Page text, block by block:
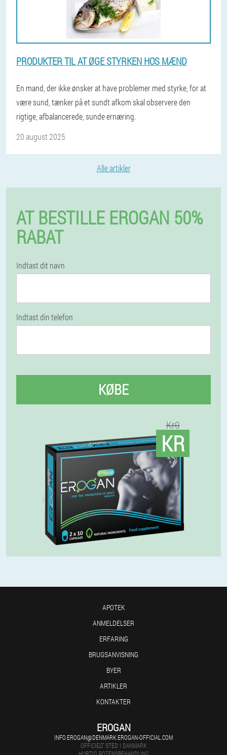
PRODUKTER TIL AT ØGE STYRKEN HOS MÆND
En mand, der ikke ønsker at have problemer med styrke, for at
være sund, tænker på et sundt afkom skal observere den
rigtige, afbalancerede, sunde ernæring.
20 august 2025
Alle artikler
AT BESTILLE EROGAN 50%
RABAT
Indtast dit navn
Indtast din telefon
KØBE
Kr0
KR
APOTEK
ANMELDELSER
ERFARING
BRUGSANVISNING
BYER
ARTIKLER
KONTAKTER
EROGAN
INFO.EROGAN@DENMARK.EROGAN-OFFICIAL.COM
OFFICIELT STED I DANMARK